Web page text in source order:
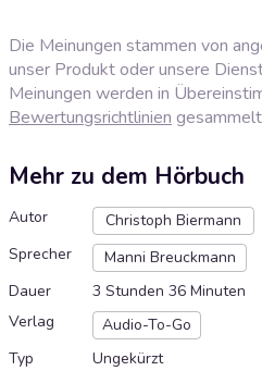
Die Meinungen stammen von
unser Produkt oder unsere
Meinungen werden in
Bewertungsrichtlinien
Mehr zu dem Hörbuch
Autor
Christoph Biermann
Sprecher
Manni Breuckmann
Dauer
3 Stunden 36 Minuten
Verlag
Audio-To-Go
Typ
Ungekürzt